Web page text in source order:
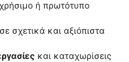
ή πρωτότυπο
σε σχετικά και αξιόπιστα
και καταχωρίσεις